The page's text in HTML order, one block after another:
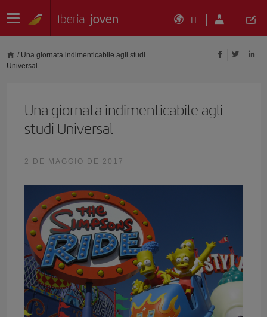
IT
/ Una giornata indimenticabile agli studi
Universal
Una giornata indimenticabile agli
studi Universal
2 DE MAGGIO DE 2017